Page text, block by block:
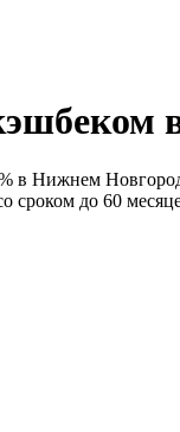
в Нижнем
сроком до 60